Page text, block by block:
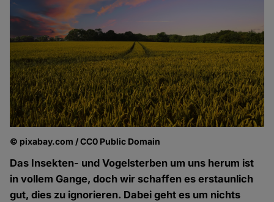
© pixabay.com / CC0 Public Domain
Das Insekten- und Vogelsterben um uns herum ist
in vollem Gange, doch wir schaffen es erstaunlich
gut, dies zu ignorieren. Dabei geht es um nichts